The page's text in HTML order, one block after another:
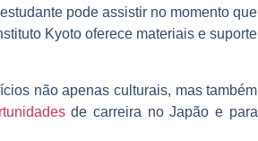
pode assistir no momento que
Kyoto oferece materiais e suporte
não apenas culturais, mas também
de carreira no Japão e para